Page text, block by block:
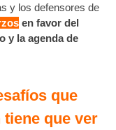
y los defensores de
en favor del
y la agenda de
que
que ver